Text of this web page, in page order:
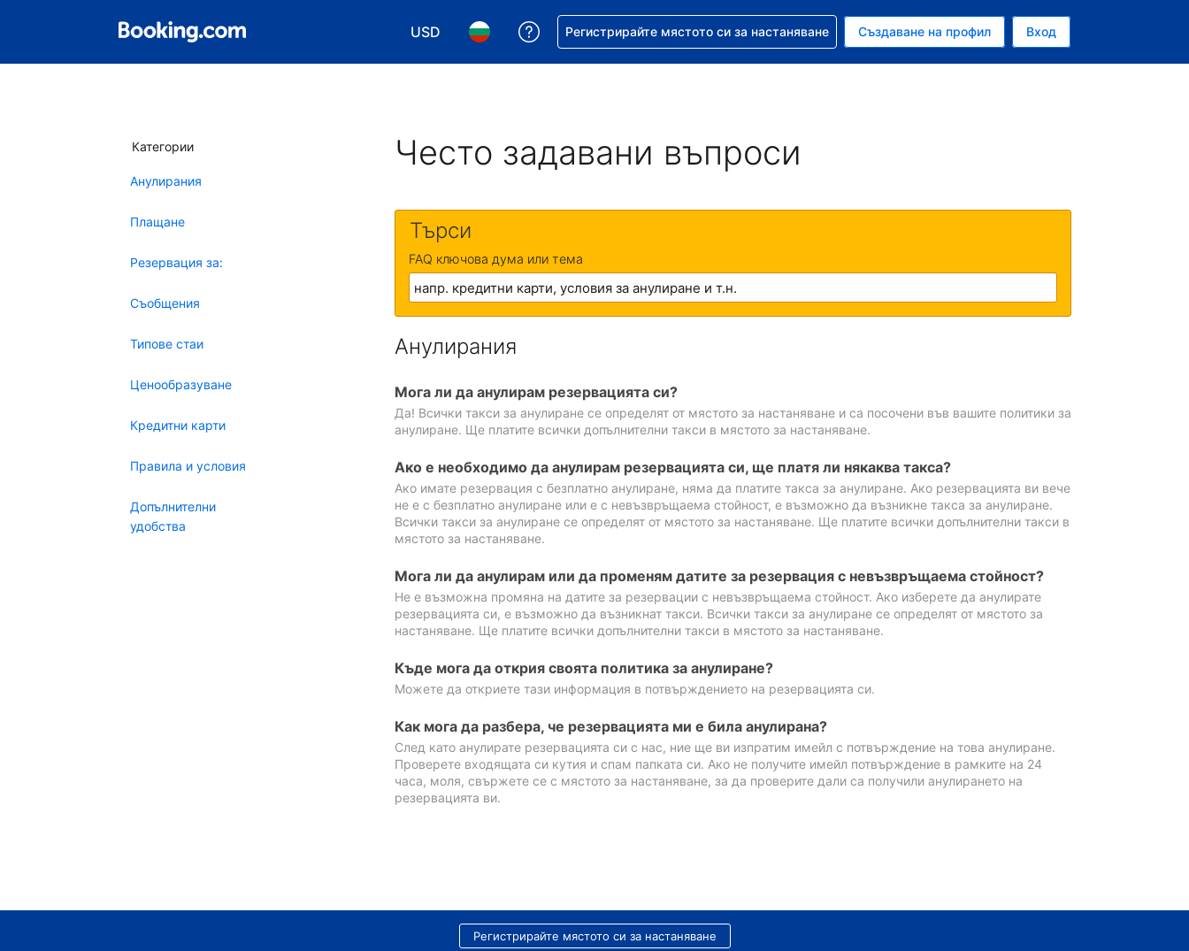
USD
Избор на валута. Избрана валута - Американски долар
Избор на език. Избран език - Български
Помощ с резервацията ви
Регистрирайте мястото си за настаняване Създаване на профил Вход
Категории
Анулирания
Плащане
Резервация за:
Съобщения
Типове стаи
Ценообразуване
Кредитни карти
Правила и условия
Допълнителни
удобства
Често задавани въпроси
Търси
FAQ ключова дума или тема
Анулирания
Мога ли да анулирам резервацията си?
Да! Всички такси за анулиране се определят от мястото за настаняване и са посочени във вашите политики за
анулиране. Ще платите всички допълнителни такси в мястото за настаняване.
Ако е необходимо да анулирам резервацията си, ще платя ли някаква такса?
Ако имате резервация с безплатно анулиране, няма да платите такса за анулиране. Ако резервацията ви вече
не е с безплатно анулиране или е с невъзвръщаема стойност, е възможно да възникне такса за анулиране.
Всички такси за анулиране се определят от мястото за настаняване. Ще платите всички допълнителни такси в
мястото за настаняване.
Мога ли да анулирам или да променям датите за резервация с невъзвръщаема стойност?
Не е възможна промяна на датите за резервации с невъзвръщаема стойност. Ако изберете да анулирате
резервацията си, е възможно да възникнат такси. Всички такси за анулиране се определят от мястото за
настаняване. Ще платите всички допълнителни такси в мястото за настаняване.
Къде мога да открия своята политика за анулиране?
Можете да откриете тази информация в потвърждението на резервацията си.
Как мога да разбера, че резервацията ми е била анулирана?
След като анулирате резервацията си с нас, ние ще ви изпратим имейл с потвърждение на това анулиране.
Проверете входящата си кутия и спам папката си. Ако не получите имейл потвърждение в рамките на 24
часа, моля, свържете се с мястото за настаняване, за да проверите дали са получили анулирането на
резервацията ви.
Регистрирайте мястото си за настаняване